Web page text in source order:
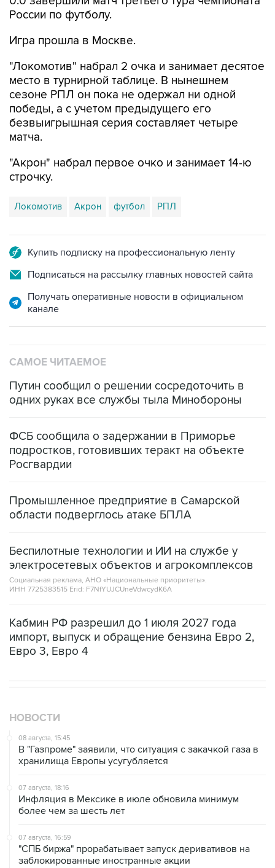
России по футболу.
Игра прошла в Москве.
"Локомотив" набрал 2 очка и занимает десятое
место в турнирной таблице. В нынешнем
сезоне РПЛ он пока не одержал ни одной
победы, а с учетом предыдущего его
безвыигрышная серия составляет четыре
матча.
"Акрон" набрал первое очко и занимает 14-ю
строчку.
Локомотив Акрон футбол РПЛ
Купить подписку на профессиональную ленту
Подписаться на рассылку главных новостей сайта
Получать оперативные новости в официальном
канале
САМОЕ ЧИТАЕМОЕ
Путин сообщил о решении сосредоточить в
одних руках все службы тыла Минобороны
ФСБ сообщила о задержании в Приморье
подростков, готовивших теракт на объекте
Росгвардии
Промышленное предприятие в Самарской
области подверглось атаке БПЛА
Беспилотные технологии и ИИ на службе у
электросетевых объектов и агрокомплексов
Социальная реклама, АНО «Национальные приоритеты».
ИНН 7725383515 Erid: F7NfYUJCUneVdwcydK6A
Кабмин РФ разрешил до 1 июля 2027 года
импорт, выпуск и обращение бензина Евро 2,
Евро 3, Евро 4
НОВОСТИ
08 августа, 15:45
В "Газпроме" заявили, что ситуация с закачкой газа в
хранилища Европы усугубляется
07 августа, 18:16
Инфляция в Мексике в июле обновила минимум
более чем за шесть лет
07 августа, 16:59
"СПБ биржа" прорабатывает запуск деривативов на
заблокированные иностранные акции